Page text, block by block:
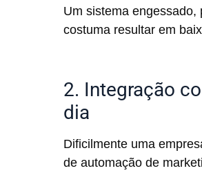
Um sistema
costuma resultar em
2. Integração
dia
Dificilmente uma
de automação de